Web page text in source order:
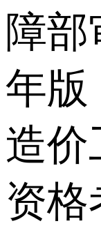
障部
年版
造价
资格